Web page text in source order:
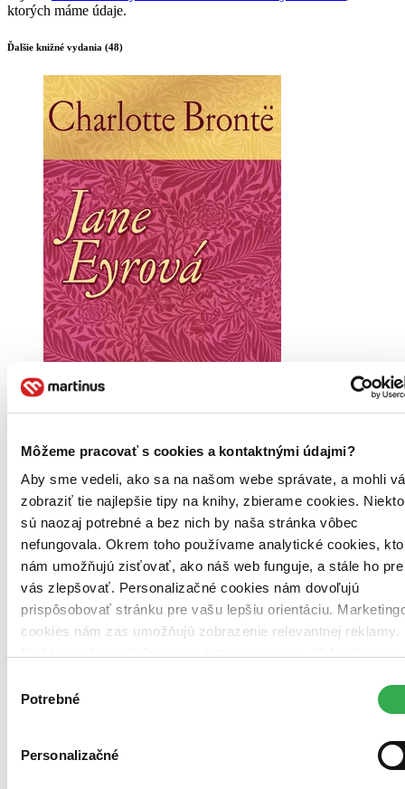
Môžeme pracovať s cookies a kontaktnými údajmi?
Aby sme vedeli, ako sa na našom webe správate, a mohli
zobraziť tie najlepšie tipy na knihy, zbierame cookies.
sú naozaj potrebné a bez nich by naša stránka vôbec
nefungovala. Okrem toho používame analytické cookies,
nám umožňujú zisťovať, ako náš web funguje, a stále ho pre
vás zlepšovať. Personalizačné cookies nám dovoľujú
prispôsobovať stránku pre vašu lepšiu orientáciu.
cookies nám zas umožňujú zobrazenie relevantnej reklamy.
Ďakujeme!
súhlasu
Potrebné
Personalizačné
ktorých máme údaje.
Ďalšie knižné vydania (48)
Pevná väzba s prebalom
Slovenčina, 2017
Na sklade 3 ks
Túto knihu máme síce aktuálne na sklade, máme však už iba
posledné kusy. Ak ju chcete mať rýchlo, ponáhľajte sa!
Dodanie ďalších môže trvať dlhšie, zvyčajne do piatich dní.
15,30 €
Vložiť do košíka